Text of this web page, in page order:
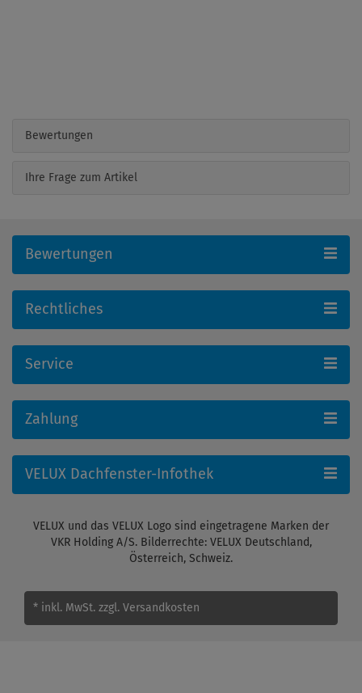
Bewertungen
Ihre Frage zum Artikel
Bewertungen
Rechtliches
Service
Zahlung
VELUX Dachfenster-Infothek
VELUX und das VELUX Logo sind eingetragene Marken der
VKR Holding A/S. Bilderrechte: VELUX Deutschland,
Österreich, Schweiz.
* inkl. MwSt. zzgl. Versandkosten